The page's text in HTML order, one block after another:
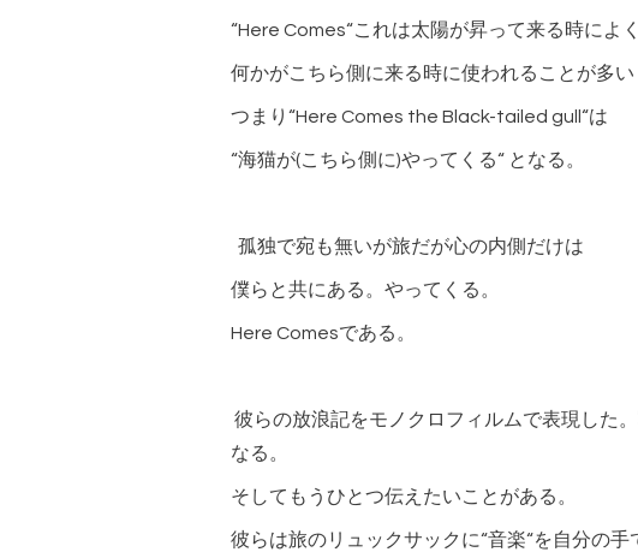
“Here Comes“これは太陽が昇って来る時によ
何かがこちら側に来る時に使われることが多い
つまり“Here Comes the Black-tailed gull“は
“海猫が(こちら側に)やってくる“ となる。
孤独で宛も無いが旅だが心の内側だけは
僕らと共にある。やってくる。
Here Comesである。
彼らの放浪記をモノクロフィルムで表現した
なる。
そしてもうひとつ伝えたいことがある。
彼らは旅のリュックサックに“音楽“を自分の